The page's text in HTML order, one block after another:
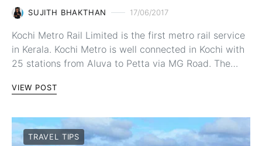
SUJITH BHAKTHAN 17/06/2017
Kochi Metro Rail Limited is the first metro rail service
in Kerala. Kochi Metro is well connected in Kochi with
25 stations from Aluva to Petta via MG Road. The…
VIEW POST
TRAVEL TIPS